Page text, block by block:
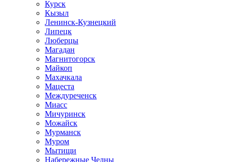
Курск
Кызыл
Ленинск-Кузнецкий
Липецк
Люберцы
Магадан
Магнитогорск
Майкоп
Махачкала
Мацеста
Междуреченск
Миасс
Мичуринск
Можайск
Мурманск
Муром
Мытищи
Набережные Челны